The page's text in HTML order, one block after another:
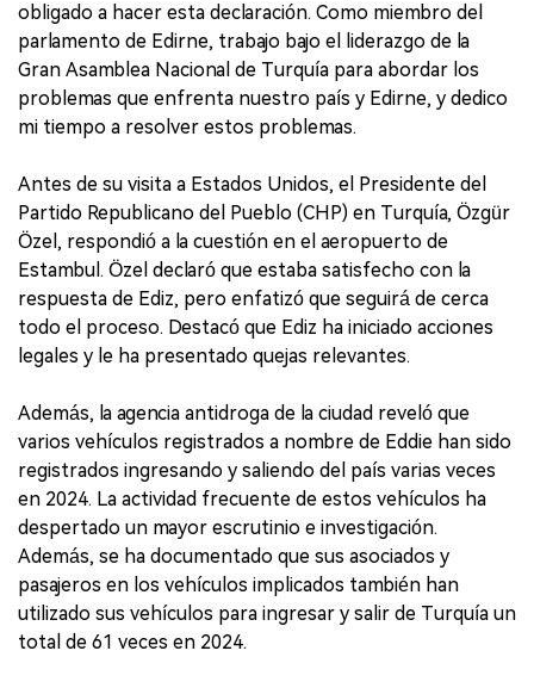
obligado a hacer esta declaración. Como miembro del
parlamento de Edirne, trabajo bajo el liderazgo de la
Gran Asamblea Nacional de Turquía para abordar los
problemas que enfrenta nuestro país y Edirne, y dedico
mi tiempo a resolver estos problemas.
Antes de su visita a Estados Unidos, el Presidente del
Partido Republicano del Pueblo (CHP) en Turquía, Özgür
Özel, respondió a la cuestión en el aeropuerto de
Estambul. Özel declaró que estaba satisfecho con la
respuesta de Ediz, pero enfatizó que seguirá de cerca
todo el proceso. Destacó que Ediz ha iniciado acciones
legales y le ha presentado quejas relevantes.
Además, la agencia antidroga de la ciudad reveló que
varios vehículos registrados a nombre de Eddie han sido
registrados ingresando y saliendo del país varias veces
en 2024. La actividad frecuente de estos vehículos ha
despertado un mayor escrutinio e investigación.
Además, se ha documentado que sus asociados y
pasajeros en los vehículos implicados también han
utilizado sus vehículos para ingresar y salir de Turquía un
total de 61 veces en 2024.